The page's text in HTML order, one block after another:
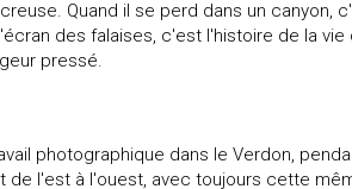
Quand il se perd dans un canyon,
des falaises, c'est l'histoire de la vie
pressé.
photographique dans le Verdon,
de l'est à l'ouest, avec toujours cette